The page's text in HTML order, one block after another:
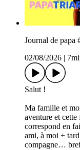
Journal de papa
02/08/2026
Salut !
Ma famille et
aventure et
correspond en
ami, à moi +
compagne…